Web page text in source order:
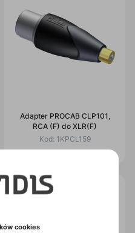
Adapter PROCAB CLP101,
RCA (F) do XLR(F)
Kod: 1KPCL159
cookies